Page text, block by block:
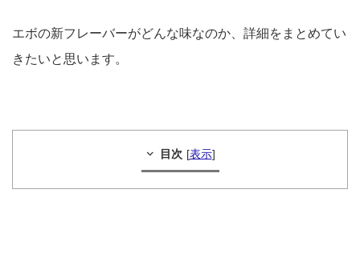
エボの新フレーバーがどんな味なのか、詳細をまとめてい
きたいと思います。
目次 [表示]